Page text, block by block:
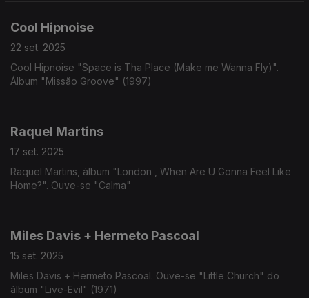
Cool Hipnoise
22 set. 2025
Cool Hipnoise "Space is Tha Place (Make me Wanna Fly)".
Álbum "Missão Groove" (1997)
Raquel Martins
17 set. 2025
Raquel Martins, álbum "London , When Are U Gonna Feel Like
Home?". Ouve-se "Calma"
Miles Davis + Hermeto Pascoal
15 set. 2025
Miles Davis + Hermeto Pascoal. Ouve-se "Little Church" do
álbum "Live-Evil" (1971)